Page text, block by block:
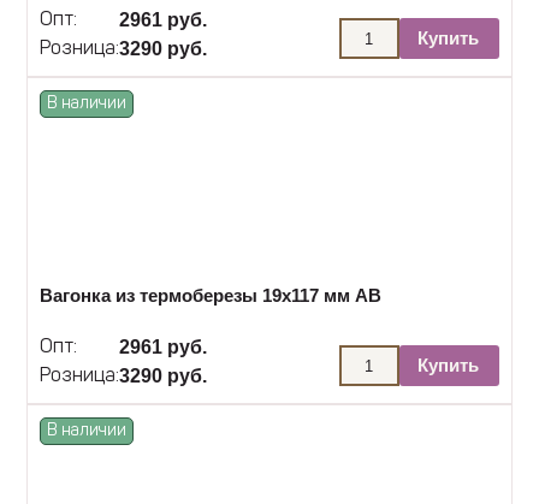
Опт: 2961 руб.
Розница:3290 руб.
Купить
В наличии
Вагонка из термоберезы 19х117 мм АВ
Опт: 2961 руб.
Розница:3290 руб.
Купить
В наличии